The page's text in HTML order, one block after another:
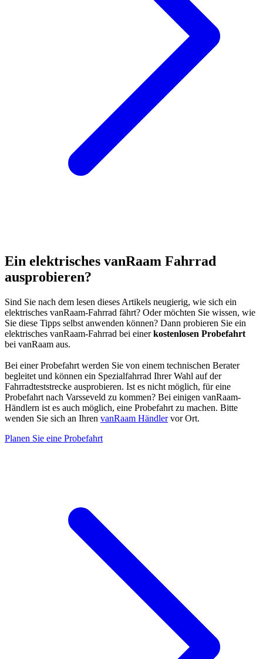
Ein elektrisches vanRaam Fahrrad
ausprobieren?
Sind Sie nach dem lesen dieses Artikels neugierig, wie sich ein
elektrisches vanRaam-Fahrrad fährt? Oder möchten Sie wissen, wie
Sie diese Tipps selbst anwenden können? Dann probieren Sie ein
elektrisches vanRaam-Fahrrad bei einerkostenlosen Probefahrt
bei vanRaam aus.
Bei einer Probefahrt werden Sie von einem technischen Berater
begleitet und können ein Spezialfahrrad Ihrer Wahl auf der
Fahrradteststrecke ausprobieren. Ist es nicht möglich, für eine
Probefahrt nach Varsseveld zu kommen? Bei einigen vanRaam-
Händlern ist es auch möglich, eine Probefahrt zu machen. Bitte
wenden Sie sich an Ihren vanRaam Händlervor Ort.
Planen Sie eine Probefahrt